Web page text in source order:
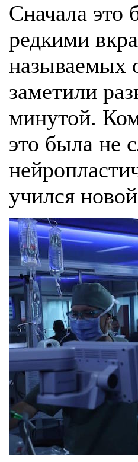
Сначала это
редкими
называемых
заметили
минутой.
это была не
учился